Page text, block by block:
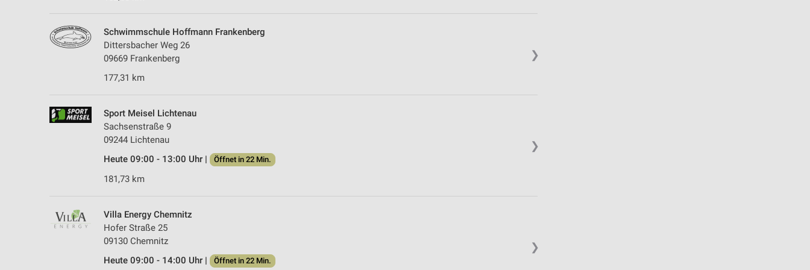
❯
Schwimmschule Hoffmann Frankenberg
Dittersbacher Weg 26
09669 Frankenberg
177,31 km
❯
Sport Meisel Lichtenau
Sachsenstraße 9
09244 Lichtenau
Heute 09:00 - 13:00 Uhr |
Öffnet in 22 Min.
181,73 km
❯
Villa Energy Chemnitz
Hofer Straße 25
09130 Chemnitz
Heute 09:00 - 14:00 Uhr |
Öffnet in 22 Min.